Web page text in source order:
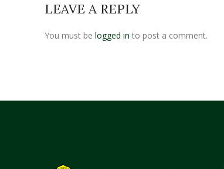
LEAVE A REPLY
You must be logged in to post a comment.